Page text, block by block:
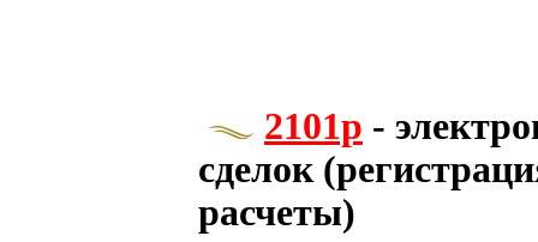
2101р -
сделок
расчеты)